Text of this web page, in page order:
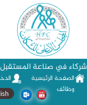
شركاء في صناعة المستقبل
الصفحة الرئيسية
وظائف